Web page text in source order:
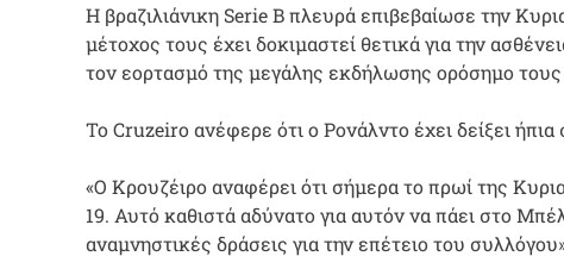
Η βραζιλιάνικη Serie B πλευρά επιβεβαίωσε την
μέτοχος τους έχει δοκιμαστεί θετικά για την
τον εορτασμό της μεγάλης εκδήλωσης ορόσημο
Το Cruzeiro ανέφερε ότι ο Ρονάλντο έχει δείξει
«Ο Κρουζέιρο αναφέρει ότι σήμερα το πρωί της
19. Αυτό καθιστά αδύνατο για αυτόν να πάει στο
αναμνηστικές δράσεις για την επέτειο του